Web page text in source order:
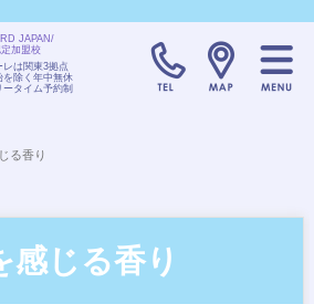
JAPAN/
加盟校
レは関東3拠点
を除く年中無休
ータイム予約制
TELL:0120-
る香り
感じる香り